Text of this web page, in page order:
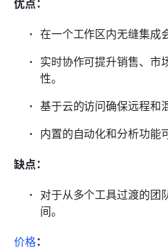
在一个工作区内无缝集成
实时协作可提升销售、市
性。
基于云的访问确保远程和
内置的自动化和分析功能
缺点：
对于从多个工具过渡的团
间。
价格：